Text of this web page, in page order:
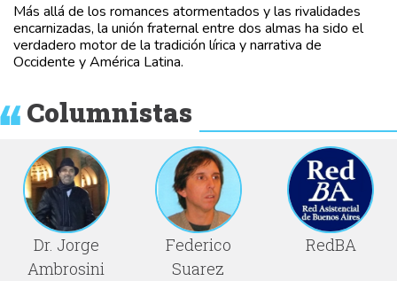
Más allá de los romances atormentados y las rivalidades
encarnizadas, la unión fraternal entre dos almas ha sido el
verdadero motor de la tradición lírica y narrativa de
Occidente y América Latina.
Columnistas
Dr. Jorge
Ambrosini
Federico
Suarez
RedBA